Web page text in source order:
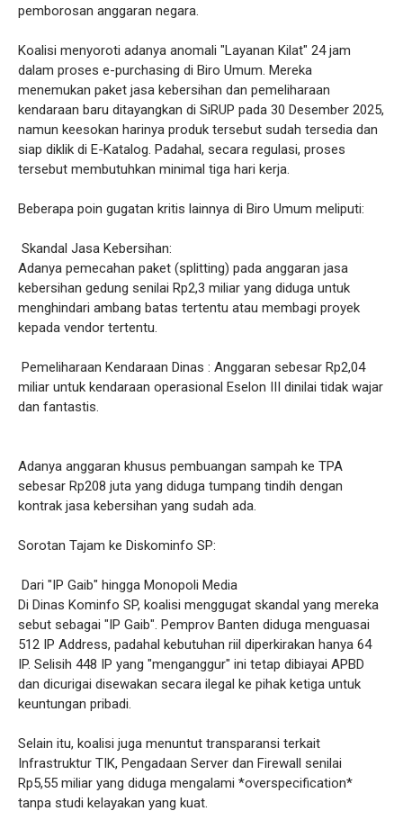
pemborosan anggaran negara.
Koalisi menyoroti adanya anomali "Layanan Kilat" 24 jam
dalam proses e-purchasing di Biro Umum. Mereka
menemukan paket jasa kebersihan dan pemeliharaan
kendaraan baru ditayangkan di SiRUP pada 30 Desember 2025,
namun keesokan harinya produk tersebut sudah tersedia dan
siap diklik di E-Katalog. Padahal, secara regulasi, proses
tersebut membutuhkan minimal tiga hari kerja.
Beberapa poin gugatan kritis lainnya di Biro Umum meliputi:
Skandal Jasa Kebersihan:
Adanya pemecahan paket (splitting) pada anggaran jasa
kebersihan gedung senilai Rp2,3 miliar yang diduga untuk
menghindari ambang batas tertentu atau membagi proyek
kepada vendor tertentu.
Pemeliharaan Kendaraan Dinas : Anggaran sebesar Rp2,04
miliar untuk kendaraan operasional Eselon III dinilai tidak wajar
dan fantastis.
Adanya anggaran khusus pembuangan sampah ke TPA
sebesar Rp208 juta yang diduga tumpang tindih dengan
kontrak jasa kebersihan yang sudah ada.
Sorotan Tajam ke Diskominfo SP:
Dari "IP Gaib" hingga Monopoli Media
Di Dinas Kominfo SP, koalisi menggugat skandal yang mereka
sebut sebagai "IP Gaib". Pemprov Banten diduga menguasai
512 IP Address, padahal kebutuhan riil diperkirakan hanya 64
IP. Selisih 448 IP yang "menganggur" ini tetap dibiayai APBD
dan dicurigai disewakan secara ilegal ke pihak ketiga untuk
keuntungan pribadi.
Selain itu, koalisi juga menuntut transparansi terkait
Infrastruktur TIK, Pengadaan Server dan Firewall senilai
Rp5,55 miliar yang diduga mengalami *overspecification*
tanpa studi kelayakan yang kuat.